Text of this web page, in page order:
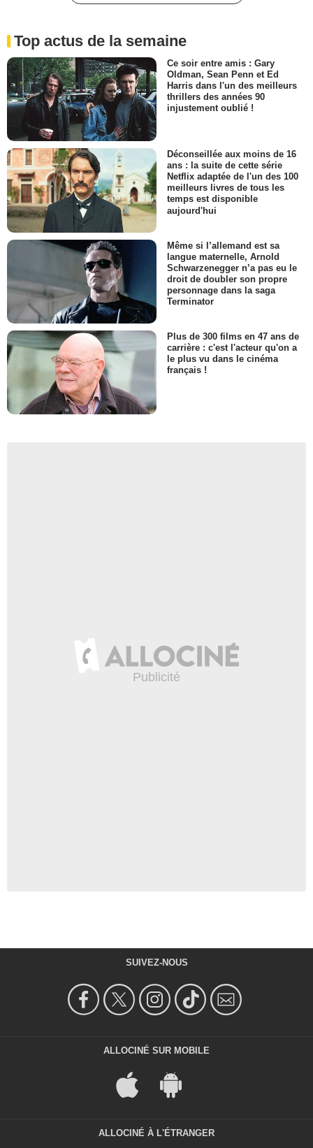
Top actus de la semaine
Ce soir entre amis : Gary
Oldman, Sean Penn et Ed
Harris dans l'un des meilleurs
thrillers des années 90
injustement oublié !
Déconseillée aux moins de 16
ans : la suite de cette série
Netflix adaptée de l'un des 100
meilleurs livres de tous les
temps est disponible
aujourd'hui
Même si l’allemand est sa
langue maternelle, Arnold
Schwarzenegger n’a pas eu le
droit de doubler son propre
personnage dans la saga
Terminator
Plus de 300 films en 47 ans de
carrière : c'est l'acteur qu'on a
le plus vu dans le cinéma
français !
SUIVEZ-NOUS
ALLOCINÉ SUR MOBILE
ALLOCINÉ À L'ÉTRANGER